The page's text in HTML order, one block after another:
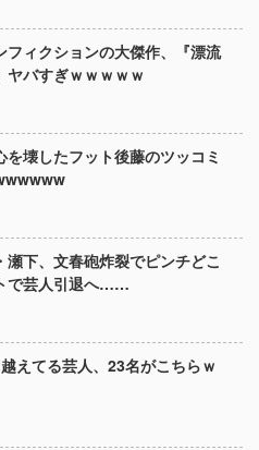
フィクションの大傑作、『漂流
ヤバすぎｗｗｗｗｗ
を壊したフット後藤のツッコミ
瀬下、文春砲炸裂でピンチどこ
で芸人引退へ……
えてる芸人、23名がこちらｗ